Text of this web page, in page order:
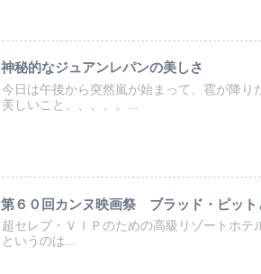
神秘的なジュアンレパンの美しさ
今日は午後から突然嵐が始まって、雹が降り
美しいこと、、、、。...
第６０回カンヌ映画祭 ブラッド・ピット
超セレブ・ＶＩＰのための高級リゾートホテ
というのは...